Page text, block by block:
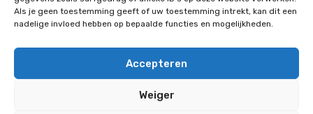
Als je geen toestemming geeft of uw toestemming intrekt, kan dit een
nadelige invloed hebben op bepaalde functies en mogelijkheden.
Accepteren
Weiger